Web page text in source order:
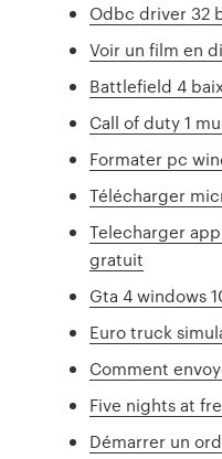
Odbc driver 32
Voir un film en
Battlefield 4
Call of duty 1
Formater pc
Télécharger
Telecharger
gratuit
Gta 4 windows
Euro truck
Comment
Five nights at
Démarrer un